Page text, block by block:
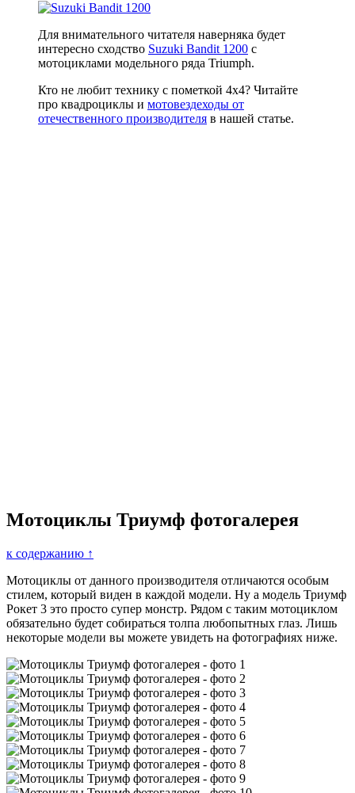
Для внимательного читателя наверняка будет
интересно сходство Suzuki Bandit 1200 с
мотоциклами модельного ряда Triumph.
Кто не любит технику с пометкой 4х4? Читайте
про квадроциклы и мотовездеходы от
отечественного производителя в нашей статье.
Мотоциклы Триумф фотогалерея
к содержанию ↑
Мотоциклы от данного производителя отличаются особым
стилем, который виден в каждой модели. Ну а модель Триумф
Рокет 3 это просто супер монстр. Рядом с таким мотоциклом
обязательно будет собираться толпа любопытных глаз. Лишь
некоторые модели вы можете увидеть на фотографиях ниже.